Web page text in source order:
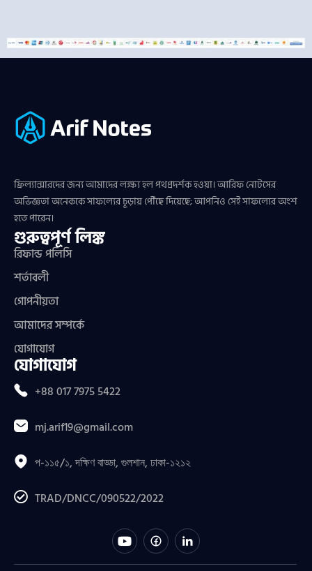
ফ্রিল্যান্সারদের জন্য আমাদের লক্ষ্য হল পথপ্রদর্শক হওয়া। আরিফ নোটসের
অভিজ্ঞতা অনেককে সাফল্যের চূড়ায় পৌঁছে দিয়েছে; আপনিও সেই সাফল্যের অংশ
হতে পারেন।
গুরুত্বপূর্ণ লিঙ্ক
রিফান্ড পলিসি
শর্তাবলী
গোপনীয়তা
আমাদের সম্পর্কে
যোগাযোগ
যোগাযোগ
+88 017 7975 5422
mj.arif19@gmail.com
প-১১৫/১, দক্ষিণ বাড্ডা, গুলশান, ঢাকা-১২১২
TRAD/DNCC/090522/2022